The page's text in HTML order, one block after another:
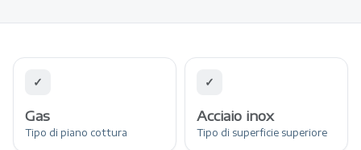
✓
Gas
Tipo di piano cottura
✓
Acciaio inox
Tipo di superficie superiore